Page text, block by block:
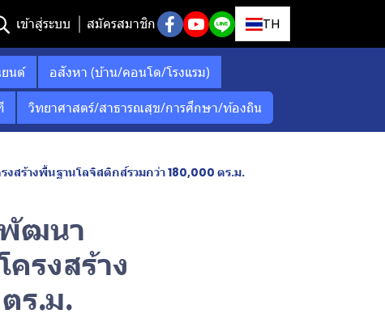
เข้าสู่ระบบ สมัครสมาชิก TH
นต์
อสังหา (บ้าน/คอนโด/โรงแรม)
วิทยาศาสตร์/สาธารณสุข/การศึกษา/ท้องถิน
สร้างพื้นฐานโลจิสติกส์รวมกว่า 180,000 ตร.ม.
พัฒนา
รงสร้าง
ร.ม.